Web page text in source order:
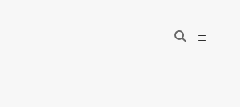
open
search
open